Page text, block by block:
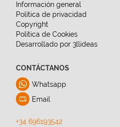
Información general
Política de privacidad
Copyright
Política de Cookies
Desarrollado por 3llideas
CONTÁCTANOS
Whatsapp
Email
+34 696193542